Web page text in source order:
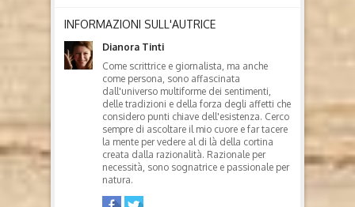
INFORMAZIONI SULL'AUTRICE
Dianora Tinti
Come scrittrice e giornalista, ma anche
come persona, sono affascinata
dall'universo multiforme dei sentimenti,
delle tradizioni e della forza degli affetti che
considero punti chiave dell'esistenza. Cerco
sempre di ascoltare il mio cuore e far tacere
la mente per vedere al di là della cortina
creata dalla razionalità. Razionale per
necessità, sono sognatrice e passionale per
natura.